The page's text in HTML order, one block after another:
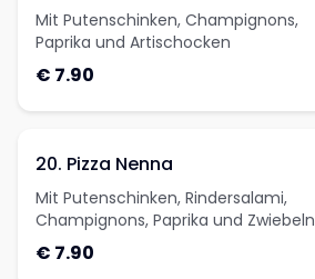
Mit Putenschinken, Champignons,
Paprika und Artischocken
€ 7.90
20. Pizza Nenna
Mit Putenschinken, Rindersalami,
Champignons, Paprika und Zwiebeln
€ 7.90